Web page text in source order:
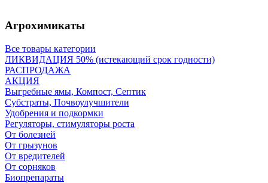
Агрохимикаты
Все товары категории
ЛИКВИДАЦИЯ 50% (истекающий срок годности)
РАСПРОДАЖА
АКЦИЯ
Выгребные ямы, Компост, Септик
Субстраты, Почвоулучшители
Удобрения и подкормки
Регуляторы, стимуляторы роста
От болезней
От грызунов
От вредителей
От сорняков
Биопрепараты